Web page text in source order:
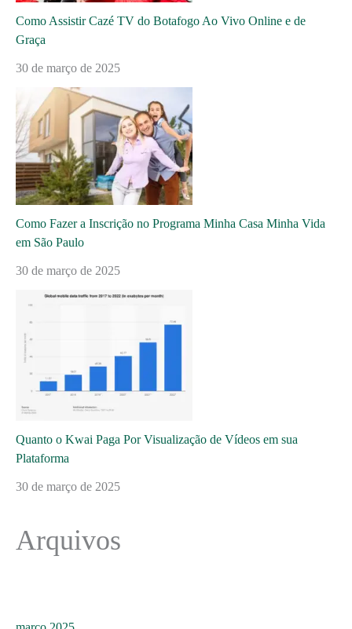
Como Assistir Cazé TV do Botafogo Ao Vivo Online e de
Graça
30 de março de 2025
Como Fazer a Inscrição no Programa Minha Casa Minha Vida
em São Paulo
30 de março de 2025
Quanto o Kwai Paga Por Visualização de Vídeos em sua
Plataforma
30 de março de 2025
Arquivos